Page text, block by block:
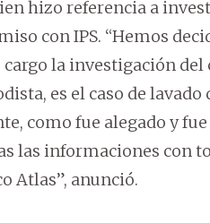
hizo referencia a
con IPS. “Hemos
la investigación del
es el caso de
como fue alegado y
las informaciones con
Atlas”, anunció.